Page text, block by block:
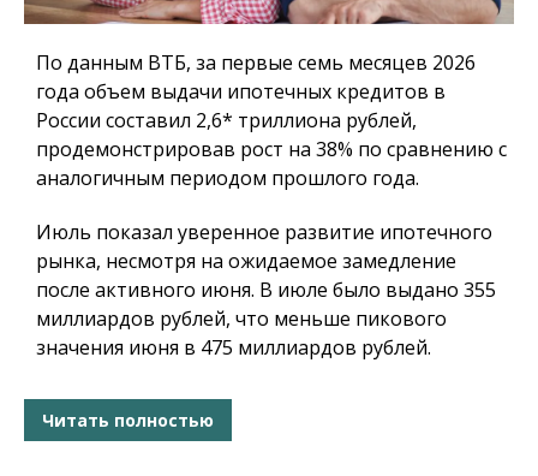
По данным ВТБ, за первые семь месяцев 2026
года объем выдачи ипотечных кредитов в
России составил 2,6* триллиона рублей,
продемонстрировав рост на 38% по сравнению с
аналогичным периодом прошлого года.
Июль показал уверенное развитие ипотечного
рынка, несмотря на ожидаемое замедление
после активного июня. В июле было выдано 355
миллиардов рублей, что меньше пикового
значения июня в 475 миллиардов рублей.
Читать полностью